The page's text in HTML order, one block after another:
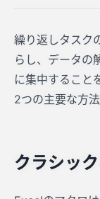
繰り返しタスク
らし、データの
に集中すること
2つの主要な方
クラシッ